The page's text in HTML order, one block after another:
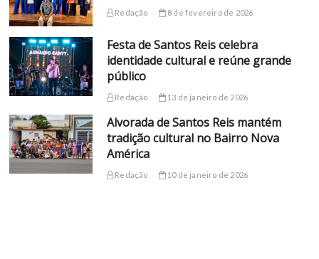
Redação 8 de fevereiro de 2026
Festa de Santos Reis celebra
identidade cultural e reúne grande
público
Redação 13 de janeiro de 2026
Alvorada de Santos Reis mantém
tradição cultural no Bairro Nova
América
Redação 10 de janeiro de 2026